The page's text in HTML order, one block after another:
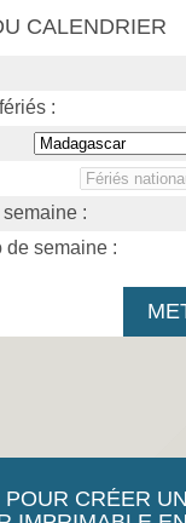
CALENDRIER
:
:
de semaine :
CRÉER UN